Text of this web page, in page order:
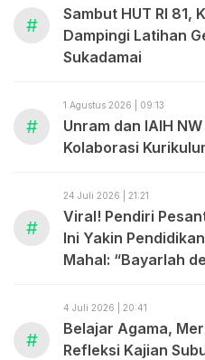
#
Sambut HUT RI 81,
Dampingi Latihan
Sukadamai
#
1 Agustus 2026 | 09:13
Unram dan IAIH
Kolaborasi
#
24 Juli 2026 | 21:21
Viral! Pendiri
Ini Yakin
Mahal: “Bayarlah
#
4 Juli 2026 | 20:41
Belajar Agama,
Refleksi Kajian